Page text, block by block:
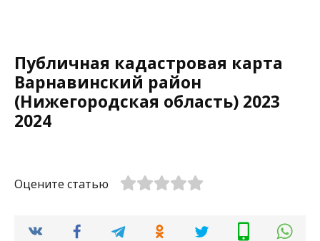
Публичная кадастровая карта
Варнавинский район
(Нижегородская область) 2023
2024
Оцените статью